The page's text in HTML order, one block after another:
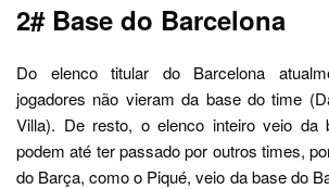
2# Base do Barcelona
Do elenco titular do Barcelona
jogadores não vieram da base do time
Villa). De resto, o elenco inteiro veio da
podem até ter passado por outros times,
do Barça, como o Piqué, veio da base do